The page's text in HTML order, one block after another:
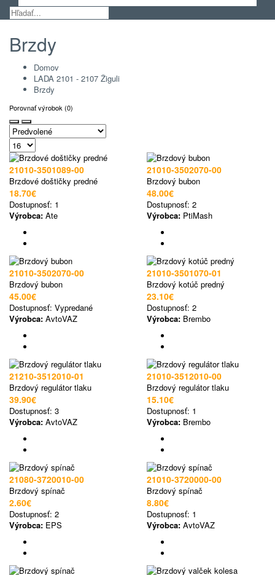
Brzdy
Domov
LADA 2101 - 2107 Žiguli
Brzdy
Porovnať výrobok (0)
21010-3501089-00
Brzdové doštičky predné
18.70€
Dostupnosť: 1
Výrobca: Ate
21010-3502070-00
Brzdový bubon
48.00€
Dostupnosť: 2
Výrobca: PtiMash
21010-3502070-00
Brzdový bubon
45.00€
Dostupnosť: Vypredané
Výrobca: AvtoVAZ
21010-3501070-01
Brzdový kotúč predný
23.10€
Dostupnosť: 2
Výrobca: Brembo
21210-3512010-01
Brzdový regulátor tlaku
39.90€
Dostupnosť: 3
Výrobca: AvtoVAZ
21010-3512010-00
Brzdový regulátor tlaku
15.10€
Dostupnosť: 1
Výrobca: Brembo
21080-3720010-00
Brzdový spínač
2.60€
Dostupnosť: 2
Výrobca: EPS
21010-3720000-00
Brzdový spínač
8.80€
Dostupnosť: 1
Výrobca: AvtoVAZ